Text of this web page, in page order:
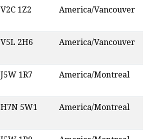
V2C 1Z2 America/Vancouver
V5L 2H6 America/Vancouver
J5W 1R7 America/Montreal
H7N 5W1 America/Montreal